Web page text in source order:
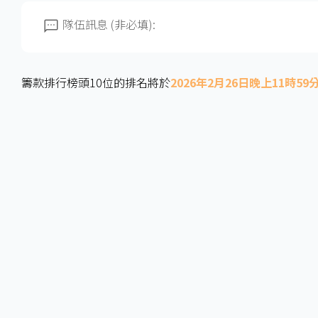
隊伍訊息 (非必填):
籌款排行榜頭10位的排名將於2026年2月26日晚上11時59